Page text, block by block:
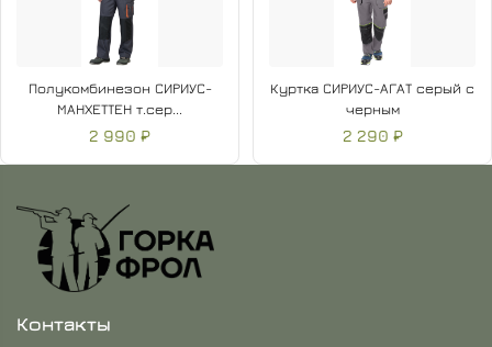
Полукомбинезон СИРИУС-
МАНХЕТТЕН т.сер...
2 990 ₽
Куртка СИРИУС-АГАТ серый с
черным
2 290 ₽
Контакты